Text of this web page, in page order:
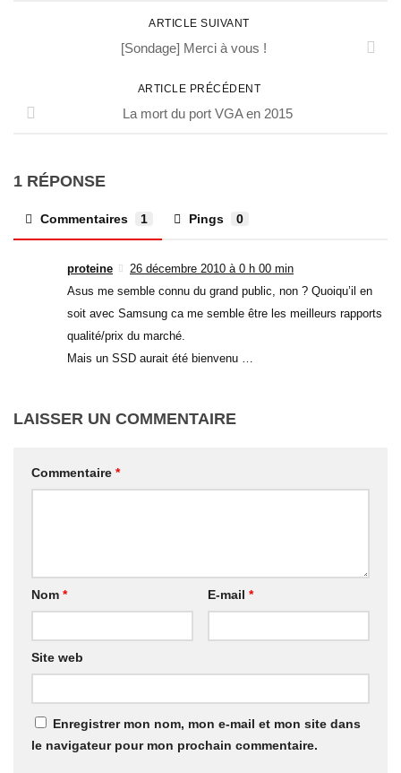
ARTICLE SUIVANT
[Sondage] Merci à vous !
ARTICLE PRÉCÉDENT
La mort du port VGA en 2015
1 RÉPONSE
Commentaires 1 Pings 0
proteine
26 décembre 2010 à 0 h 00 min
Asus me semble connu du grand public, non ? Quoiqu’il en
soit avec Samsung ca me semble être les meilleurs rapports
qualité/prix du marché.
Mais un SSD aurait été bienvenu …
LAISSER UN COMMENTAIRE
Commentaire *
Nom * E-mail *
Site web
Enregistrer mon nom, mon e-mail et mon site dans
le navigateur pour mon prochain commentaire.